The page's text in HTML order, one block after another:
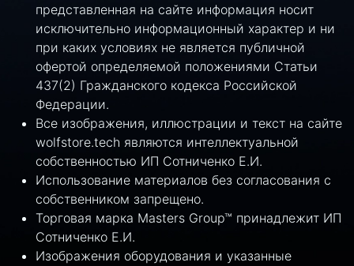
представленная на сайте информация носит
исключительно информационный характер и ни
при каких условиях не является публичной
офертой определяемой положениями Статьи
437(2) Гражданского кодекса Российской
Федерации.
Все изображения, иллюстрации и текст на сайте
wolfstore.tech являются интеллектуальной
собственностью ИП Сотниченко Е.И.
Использование материалов без согласования с
собственником запрещено.
Торговая марка Masters Group™ принадлежит ИП
Сотниченко Е.И.
Изображения оборудования и указанные